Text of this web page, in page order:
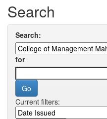
Search
Search:
for
Current filters: